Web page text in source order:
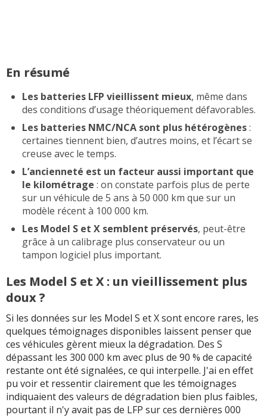
En résumé
Les batteries LFP vieillissent mieux, même dans
des conditions d’usage théoriquement défavorables.
Les batteries NMC/NCA sont plus hétérogènes:
certaines tiennent bien, d’autres moins, et l’écart se
creuse avec le temps.
L’ancienneté est un facteur aussi important que
le kilométrage : on constate parfois plus de perte
sur un véhicule de 5 ans à 50 000 km que sur un
modèle récent à 100 000 km.
Les Model S et X semblent préservés, peut-être
grâce à un calibrage plus conservateur ou un
tampon logiciel plus important.
Les Model S et X : un vieillissement plus
doux ?
Si les données sur les Model S et X sont encore rares, les
quelques témoignages disponibles laissent penser que
ces véhicules gèrent mieux la dégradation. Des S
dépassant les 300 000 km avec plus de 90 % de capacité
restante ont été signalées, ce qui interpelle. J'ai en effet
pu voir et ressentir clairement que les témoignages
indiquaient des valeurs de dégradation bien plus faibles,
pourtant il n'y avait pas de LFP sur ces dernières 000